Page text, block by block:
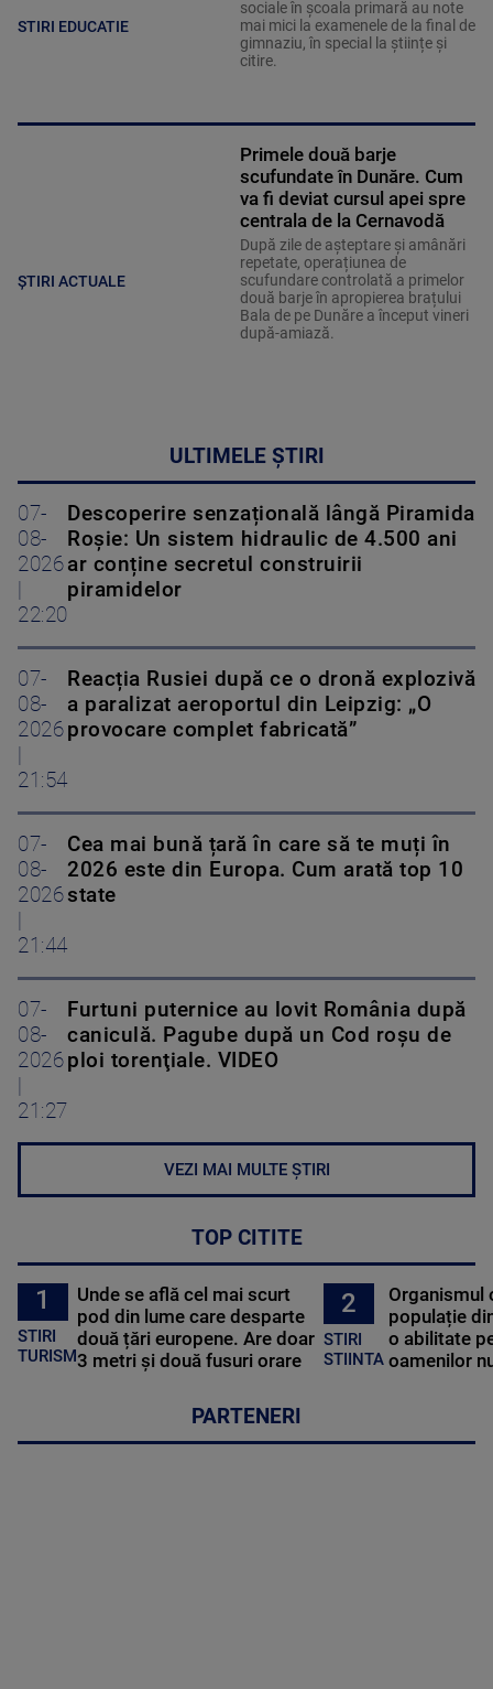
STIRI EDUCATIE
sociale în școala primară au note
mai mici la examenele de la final de
gimnaziu, în special la științe și
citire.
ȘTIRI ACTUALE
Primele două barje
scufundate în Dunăre. Cum
va fi deviat cursul apei spre
centrala de la Cernavodă
După zile de așteptare și amânări
repetate, operațiunea de
scufundare controlată a primelor
două barje în apropierea brațului
Bala de pe Dunăre a început vineri
după-amiază.
ULTIMELE ȘTIRI
07-
08-
2026
|
22:20
Descoperire senzațională lângă Piramida
Roșie: Un sistem hidraulic de 4.500 ani
ar conține secretul construirii
piramidelor
07-
08-
2026
|
21:54
Reacția Rusiei după ce o dronă explozivă
a paralizat aeroportul din Leipzig: „O
provocare complet fabricată”
07-
08-
2026
|
21:44
Cea mai bună țară în care să te muți în
2026 este din Europa. Cum arată top 10
state
07-
08-
2026
|
21:27
Furtuni puternice au lovit România după
caniculă. Pagube după un Cod roşu de
ploi torenţiale. VIDEO
VEZI MAI MULTE ȘTIRI
TOP CITITE
1
STIRI
TURISM
Unde se află cel mai scurt
pod din lume care desparte
două țări europene. Are doar
3 metri și două fusuri orare
2
STIRI
STIINTA
Organismul
populație
o abilitate
oamenilor
PARTENERI